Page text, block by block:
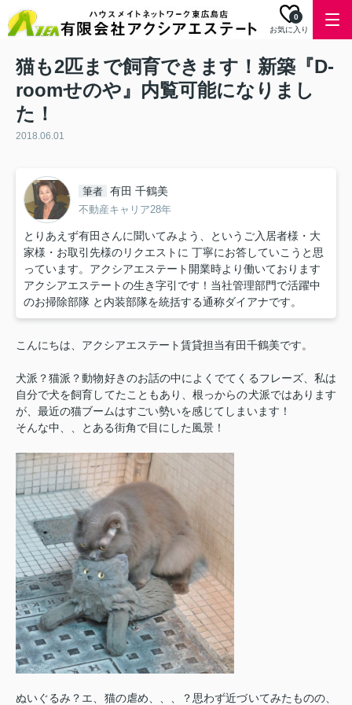
お気に入り
0
猫も2匹まで飼育できます！新築『D-
roomせのや』内覧可能になりまし
た！
2018.06.01
筆者 有田 千鶴美
不動産キャリア28年
とりあえず有田さんに聞いてみよう、というご入居者様・大
家様・お取引先様のリクエストに 丁寧にお答していこうと思
っています。アクシアエステート開業時より働いております
アクシアエステートの生き字引です！当社管理部門で活躍中
のお掃除部隊 と内装部隊を統括する通称ダイアナです。
こんにちは、アクシアエステート賃貸担当有田千鶴美です。
犬派？猫派？動物好きのお話の中によくでてくるフレーズ、私は
自分で犬を飼育してたこともあり、根っからの犬派ではあります
が、最近の猫ブームはすごい勢いを感じてしまいます！
そんな中、、とある街角で目にした風景！
ぬいぐるみ？エ、猫の虐め、、、？思わず近づいてみたものの、